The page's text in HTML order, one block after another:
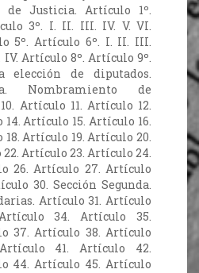
de Justicia. Artículo 1º.
3º. I. II. III. IV. V. VI.
5º. Artículo 6º. I. II. III.
Artículo 8º. Artículo 9º.
de diputados.
Nombramiento de
Artículo 11. Artículo 12.
Artículo 15. Artículo 16.
Artículo 19. Artículo 20.
Artículo 23. Artículo 24.
26. Artículo 27. Artículo
30. Sección Segunda.
Artículo 31. Artículo
34. Artículo 35.
37. Artículo 38. Artículo
41. Artículo 42.
44. Artículo 45. Artículo